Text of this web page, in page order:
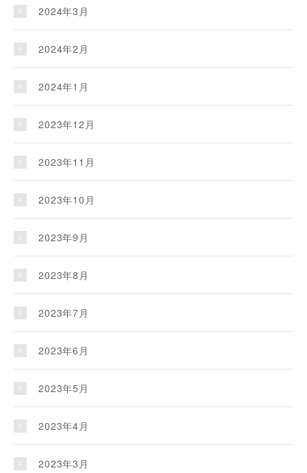
2024年3月
2024年2月
2024年1月
2023年12月
2023年11月
2023年10月
2023年9月
2023年8月
2023年7月
2023年6月
2023年5月
2023年4月
2023年3月